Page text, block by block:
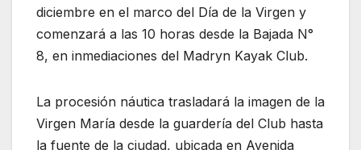
diciembre en el marco del Día de la Virgen y
comenzará a las 10 horas desde la Bajada N°
8, en inmediaciones del Madryn Kayak Club.
La procesión náutica trasladará la imagen de la
Virgen María desde la guardería del Club hasta
la fuente de la ciudad, ubicada en Avenida